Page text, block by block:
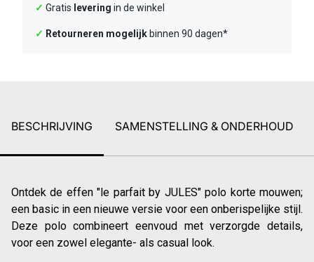
✓ Gratis levering in de winkel
✓ Retourneren mogelijk binnen 90 dagen*
BESCHRIJVING SAMENSTELLING & ONDERHOUD
Ontdek de effen "le parfait by JULES" polo korte mouwen;
een basic in een nieuwe versie voor een onberispelijke stijl.
Deze polo combineert eenvoud met verzorgde details,
voor een zowel elegante- als casual look.